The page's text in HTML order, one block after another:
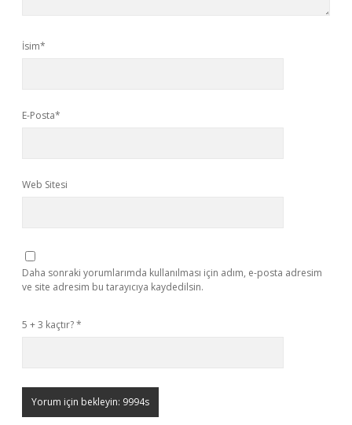
İsim*
E-Posta*
Web Sitesi
Daha sonraki yorumlarımda kullanılması için adım, e-posta adresim
ve site adresim bu tarayıcıya kaydedilsin.
5 + 3 kaçtır?*